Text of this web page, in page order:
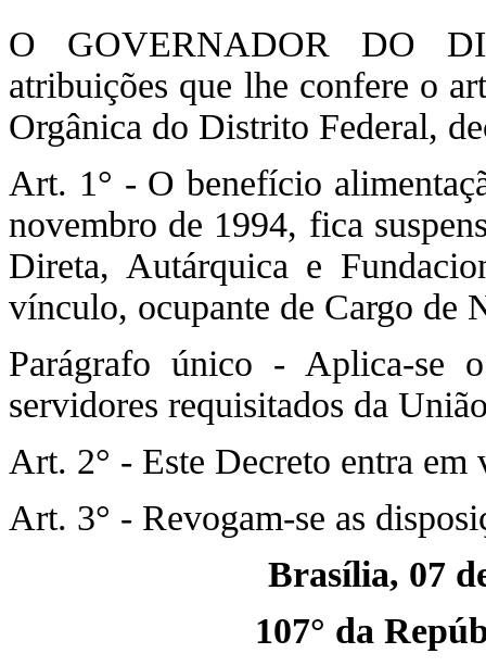
O GOVERNADOR DO
atribuições que lhe confere o
Orgânica do Distrito Federal,
Art. 1° - O benefício
novembro de 1994, fica
Direta, Autárquica e
vínculo, ocupante de Cargo de
Parágrafo único - Aplica-se
servidores requisitados da
Art. 2° - Este Decreto entra em
Art. 3° - Revogam-se as
Brasília, 07
107° da